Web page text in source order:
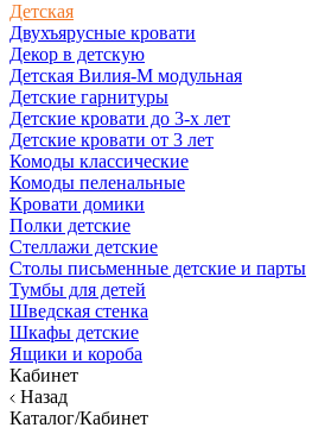
Детская
Двухъярусные кровати
Декор в детскую
Детская Вилия-М модульная
Детские гарнитуры
Детские кровати до 3-х лет
Детские кровати от 3 лет
Комоды классические
Комоды пеленальные
Кровати домики
Полки детские
Стеллажи детские
Столы письменные детские и парты
Тумбы для детей
Шведская стенка
Шкафы детские
Ящики и короба
Кабинет
Назад
Каталог/Кабинет